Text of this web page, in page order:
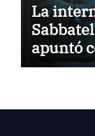
La
apuntó